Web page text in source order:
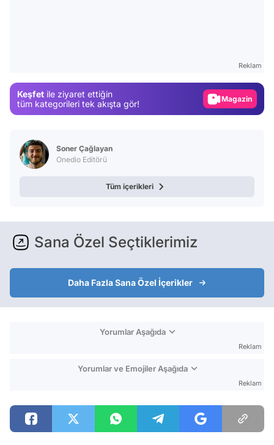
Reklam
Keşfet ile ziyaret ettiğin
tüm kategorileri tek akışta gör!
Video
Soner Çağlayan
Onedio Editörü
Tüm içerikleri
Sana Özel Seçtiklerimiz
Daha Fazla Sana Özel İçerikler
Yorumlar Aşağıda
Reklam
Yorumlar ve Emojiler Aşağıda
Reklam